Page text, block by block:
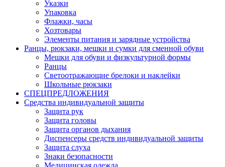
Указки
Упаковка
Флажки, часы
Хозтовары
Элементы питания и зарядные устройства
Ранцы, рюкзаки, мешки и сумки для сменной обуви
Мешки для обуви и физкультурной формы
Ранцы
Светоотражающие брелоки и наклейки
Школьные рюкзаки
СПЕЦПРЕДЛОЖЕНИЯ
Средства индивидуальной защиты
Защита рук
Защита головы
Защита органов дыхания
Диспенсеры средств индивидуальной защиты
Защита слуха
Знаки безопасности
Медицинская одежда